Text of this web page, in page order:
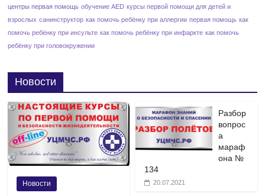
центры первая помощь обучение AED курсы первой помощи для детей и
взрослых санинструктор как помочь ребёнку при аллергии первая помощь как
помочь ребёнку при инсульте как помочь ребёнку при инфаркте как помочь
ребёнку при головокружении
Новости
Новости
Разбор
вопрос
а
мараф
она №
134
20.07.2021